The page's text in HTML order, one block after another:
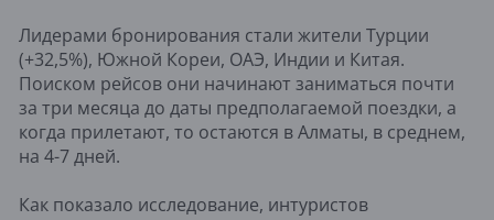
Лидерами бронирования стали жители Турции
(+32,5%), Южной Кореи, ОАЭ, Индии и Китая.
Поиском рейсов они начинают заниматься почти
за три месяца до даты предполагаемой поездки, а
когда прилетают, то остаются в Алматы, в среднем,
на 4-7 дней.
Как показало исследование, интуристов